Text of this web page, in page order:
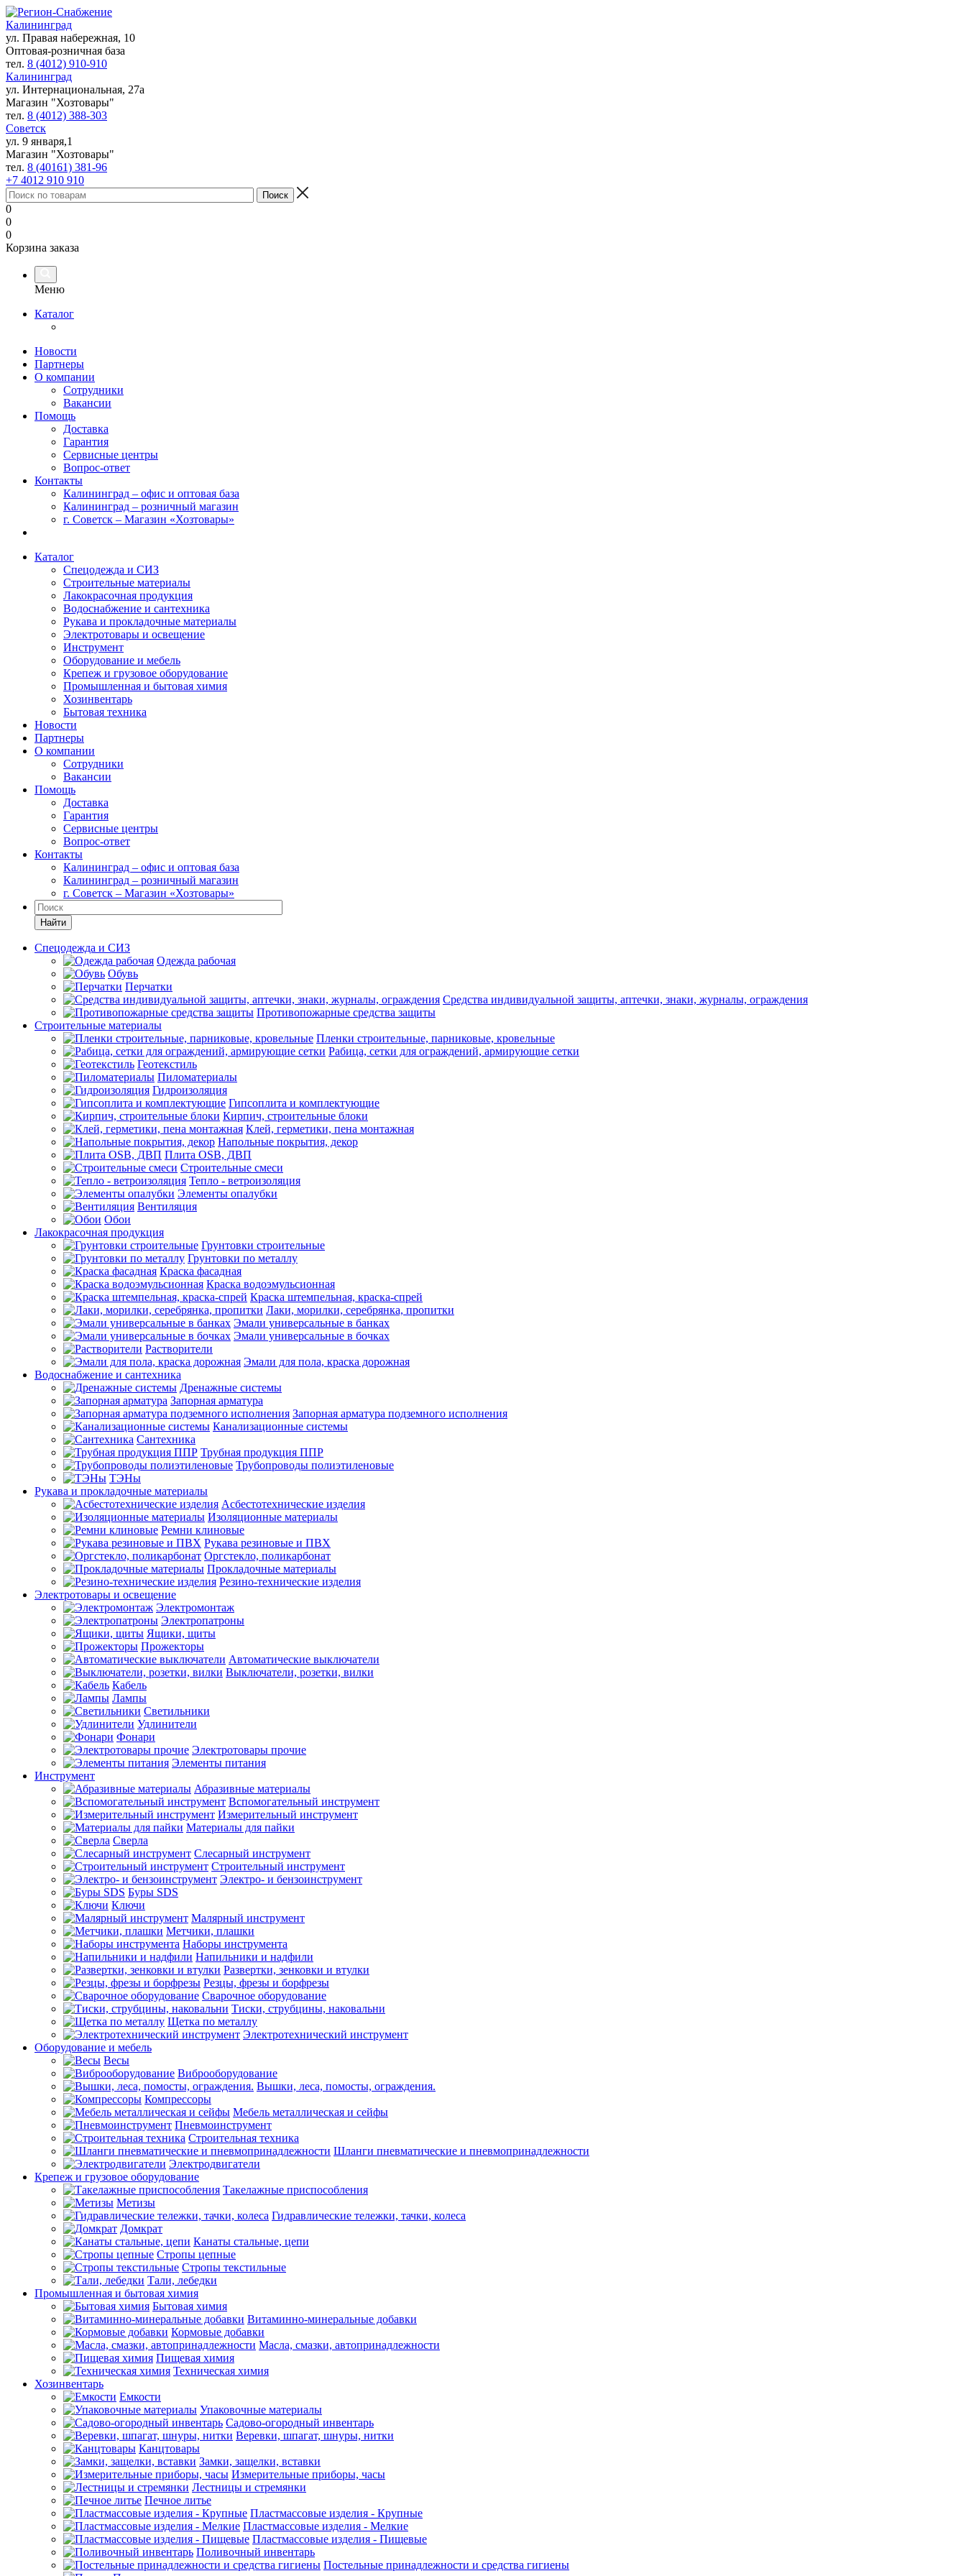
Калининград
ул. Правая набережная, 10
Оптовая-розничная база
тел. 8 (4012) 910-910
Калининград
ул. Интернациональная, 27а
Магазин "Хозтовары"
тел. 8 (4012) 388-303
Советск
ул. 9 января,1
Магазин "Хозтовары"
тел. 8 (40161) 381-96
+7 4012 910 910
0
0
0
Корзина заказа
Меню
Каталог
Новости
Партнеры
О компании
Сотрудники
Вакансии
Помощь
Доставка
Гарантия
Сервисные центры
Вопрос-ответ
Контакты
Калининград – офис и оптовая база
Калининград – розничный магазин
г. Советск – Магазин «Хозтовары»
Каталог
Спецодежда и СИЗ
Строительные материалы
Лакокрасочная продукция
Водоснабжение и сантехника
Рукава и прокладочные материалы
Электротовары и освещение
Инструмент
Оборудование и мебель
Крепеж и грузовое оборудование
Промышленная и бытовая химия
Хозинвентарь
Бытовая техника
Новости
Партнеры
О компании
Сотрудники
Вакансии
Помощь
Доставка
Гарантия
Сервисные центры
Вопрос-ответ
Контакты
Калининград – офис и оптовая база
Калининград – розничный магазин
г. Советск – Магазин «Хозтовары»
Найти
Спецодежда и СИЗ
Одежда рабочая
Обувь
Перчатки
Средства индивидуальной защиты, аптечки, знаки, журналы, ограждения
Противопожарные средства защиты
Строительные материалы
Пленки строительные, парниковые, кровельные
Рабица, сетки для ограждений, армирующие сетки
Геотекстиль
Пиломатериалы
Гидроизоляция
Гипсоплита и комплектующие
Кирпич, строительные блоки
Клей, герметики, пена монтажная
Напольные покрытия, декор
Плита OSB, ДВП
Строительные смеси
Тепло - ветроизоляция
Элементы опалубки
Вентиляция
Обои
Лакокрасочная продукция
Грунтовки строительные
Грунтовки по металлу
Краска фасадная
Краска водоэмульсионная
Краска штемпельная, краска-спрей
Лаки, морилки, серебрянка, пропитки
Эмали универсальные в банках
Эмали универсальные в бочках
Растворители
Эмали для пола, краска дорожная
Водоснабжение и сантехника
Дренажные системы
Запорная арматура
Запорная арматура подземного исполнения
Канализационные системы
Сантехника
Трубная продукция ППР
Трубопроводы полиэтиленовые
ТЭНы
Рукава и прокладочные материалы
Асбестотехнические изделия
Изоляционные материалы
Ремни клиновые
Рукава резиновые и ПВХ
Оргстекло, поликарбонат
Прокладочные материалы
Резино-технические изделия
Электротовары и освещение
Электромонтаж
Электропатроны
Ящики, щиты
Прожекторы
Автоматические выключатели
Выключатели, розетки, вилки
Кабель
Лампы
Светильники
Удлинители
Фонари
Электротовары прочие
Элементы питания
Инструмент
Абразивные материалы
Вспомогательный инструмент
Измерительный инструмент
Материалы для пайки
Сверла
Слесарный инструмент
Строительный инструмент
Электро- и бензоинструмент
Буры SDS
Ключи
Малярный инструмент
Метчики, плашки
Наборы инструмента
Напильники и надфили
Развертки, зенковки и втулки
Резцы, фрезы и борфрезы
Сварочное оборудование
Тиски, струбцины, наковальни
Щетка по металлу
Электротехнический инструмент
Оборудование и мебель
Весы
Виброоборудование
Вышки, леса, помосты, ограждения.
Компрессоры
Мебель металлическая и сейфы
Пневмоинструмент
Строительная техника
Шланги пневматические и пневмопринадлежности
Электродвигатели
Крепеж и грузовое оборудование
Такелажные приспособления
Метизы
Гидравлические тележки, тачки, колеса
Домкрат
Канаты стальные, цепи
Стропы цепные
Стропы текстильные
Тали, лебедки
Промышленная и бытовая химия
Бытовая химия
Витаминно-минеральные добавки
Кормовые добавки
Масла, смазки, автопринадлежности
Пищевая химия
Техническая химия
Хозинвентарь
Емкости
Упаковочные материалы
Садово-огородный инвентарь
Веревки, шпагат, шнуры, нитки
Канцтовары
Замки, защелки, вставки
Измерительные приборы, часы
Лестницы и стремянки
Печное литье
Пластмассовые изделия - Крупные
Пластмассовые изделия - Мелкие
Пластмассовые изделия - Пищевые
Поливочный инвентарь
Постельные принадлежности и средства гигиены